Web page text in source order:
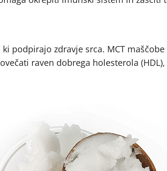
podpirajo zdravje srca. MCT
raven dobrega holesterola